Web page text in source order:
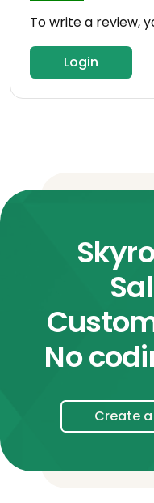
To write a review,
Login
No
Create